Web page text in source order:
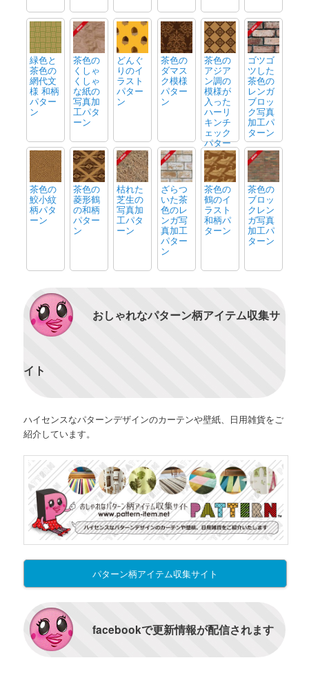
緑色と
茶色の
網代文
様 和柄
パター
ン
茶色の
くしゃ
くしゃ
な紙の
写真加
工パタ
ーン
どんぐ
りのイ
ラスト
パター
ン
茶色の
ダマス
ク模様
パター
ン
茶色の
アジア
ン調の
模様が
入った
ハーリ
キンチ
ェック
パター
ン
ゴツゴ
ツした
茶色の
レンガ
ブロッ
ク写真
加工パ
ターン
茶色の
鮫小紋
柄パタ
ーン
茶色の
菱形鶴
の和柄
パター
ン
枯れた
芝生の
写真加
工パタ
ーン
ざらつ
いた茶
色のレ
ンガ写
真加工
パター
ン
茶色の
鶴のイ
ラスト
和柄パ
ターン
茶色の
ブロッ
クレン
ガ写真
加工パ
ターン
おしゃれなパターン柄アイテム収集サ
イト
ハイセンスなパターンデザインのカーテンや壁紙、日用雑貨をご
紹介しています。
パターン柄アイテム収集サイト
facebookで更新情報が配信されます